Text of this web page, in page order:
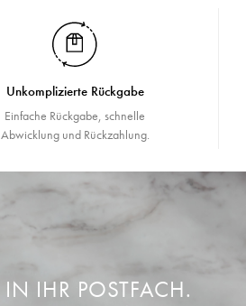
Unkomplizierte Rückgabe
Einfache Rückgabe, schnelle
Abwicklung und Rückzahlung.
IN IHR POSTFACH.